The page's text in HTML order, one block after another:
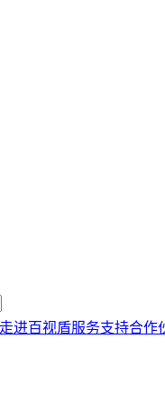
走进百视盾服务支持合作